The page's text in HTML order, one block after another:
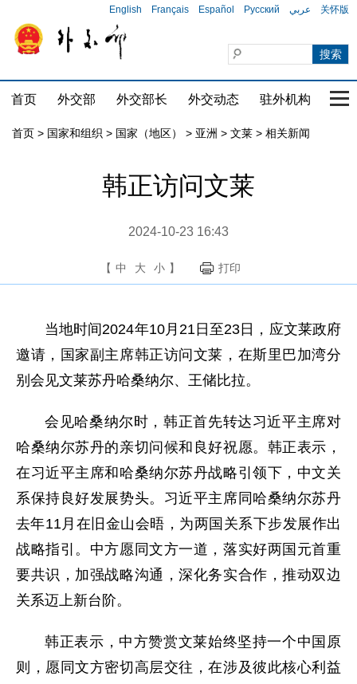
English Français Español Русский عربي 关怀版
首页 外交部 外交部长 外交动态 驻外机构 国
首页 > 国家和组织 > 国家（地区） > 亚洲 > 文莱 > 相关新闻
韩正访问文莱
2024-10-23 16:43
【 中 大 小 】 打印
当地时间2024年10月21日至23日，应文莱政府
邀请，国家副主席韩正访问文莱，在斯里巴加湾分
别会见文莱苏丹哈桑纳尔、王储比拉。
会见哈桑纳尔时，韩正首先转达习近平主席对
哈桑纳尔苏丹的亲切问候和良好祝愿。韩正表示，
在习近平主席和哈桑纳尔苏丹战略引领下，中文关
系保持良好发展势头。习近平主席同哈桑纳尔苏丹
去年11月在旧金山会晤，为两国关系下步发展作出
战略指引。中方愿同文方一道，落实好两国元首重
要共识，加强战略沟通，深化务实合作，推动双边
关系迈上新台阶。
韩正表示，中方赞赏文莱始终坚持一个中国原
则，愿同文方密切高层交往，在涉及彼此核心利益